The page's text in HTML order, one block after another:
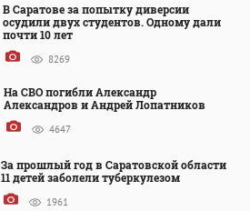
В Саратове за попытку диверсии
осудили двух студентов. Одному дали
почти 10 лет
8269
На СВО погибли Александр
Александров и Андрей Лопатников
4647
За прошлый год в Саратовской области
11 детей заболели туберкулезом
1961